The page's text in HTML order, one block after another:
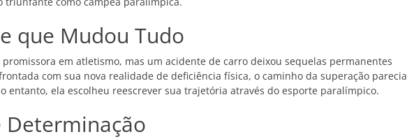
que Mudou Tudo
em atletismo, mas um acidente de carro deixou sequelas permanentes
com sua nova realidade de deficiência física, o caminho da superação parecia
entanto, ela escolheu reescrever sua trajetória através do esporte paralímpico.
Determinação